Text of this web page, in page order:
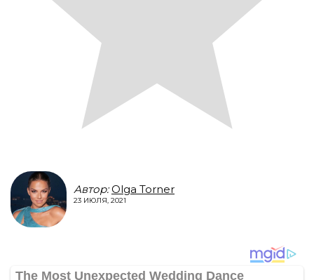
Автор: Olga Torner
23 ИЮЛЯ, 2021